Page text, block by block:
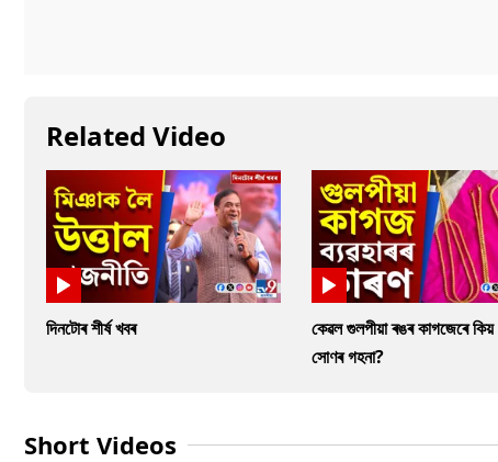
Related Video
দিনটোৰ শীৰ্ষ খবৰ
কেৱল গুলপীয়া ৰঙৰ কাগজেৰে কিয়
সোণৰ গহনা?
Short Videos